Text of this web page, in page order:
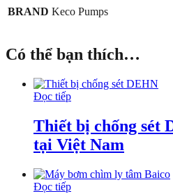
BRAND Keco Pumps
Có thể bạn thích…
Đọc tiếp
Thiết bị chống sét
tại Việt Nam
Đọc tiếp